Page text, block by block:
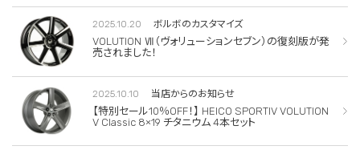
2025.10.20 ボルボのカスタマイズ
VOLUTION Ⅶ（ヴォリューションセブン）の復刻版が発
売されました！
2025.10.10 当店からのお知らせ
【特別セール10％OFF！】 HEICO SPORTIV VOLUTION
V Classic 8×19 チタニウム 4本セット